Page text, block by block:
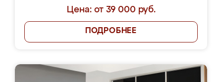
Цена: от 39 000 руб.
ПОДРОБНЕЕ